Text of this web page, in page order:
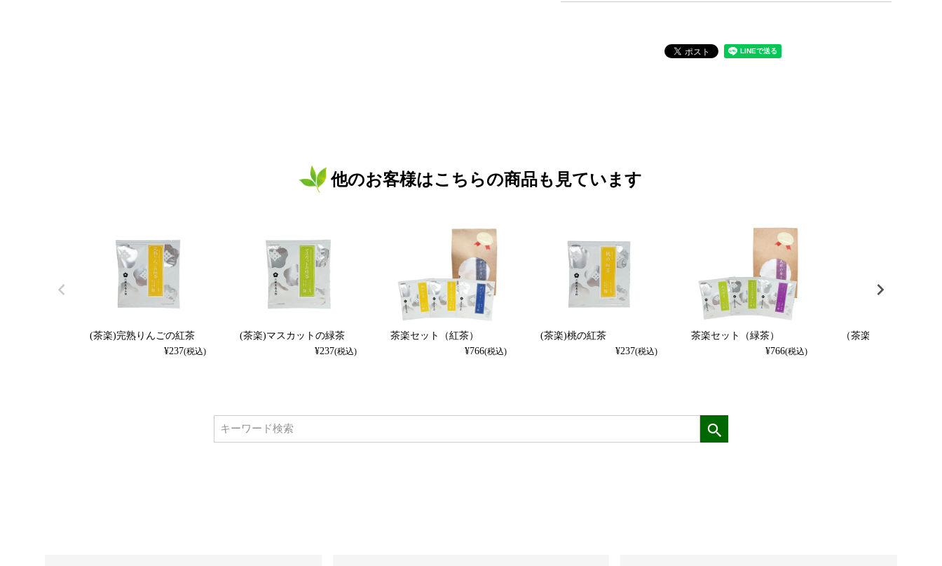
他のお客様はこちらの商品も見ています
(茶楽)完熟りんごの紅茶
¥237(税込)
(茶楽)マスカットの緑茶
¥237(税込)
茶楽セット（紅茶）
¥766(税込)
(茶楽)桃の紅茶
¥237(税込)
茶楽セット（緑茶）
¥766(税込)
（茶楽）凍頂烏龍茶